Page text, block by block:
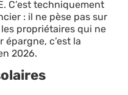
C’est techniquement
: il ne pèse pas sur
propriétaires qui ne
c’est la
2026.